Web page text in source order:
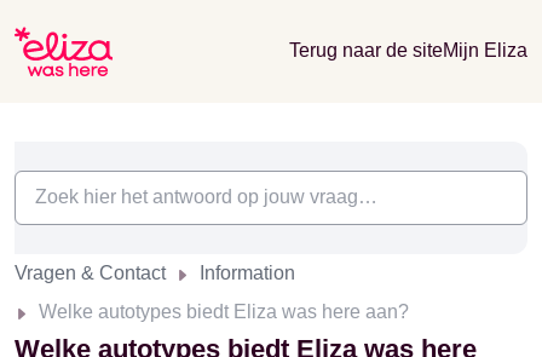
Terug naar de siteMijn Eliza
Vragen & Contact
Information
Welke autotypes biedt Eliza was here aan?
Welke autotypes biedt Eliza was here